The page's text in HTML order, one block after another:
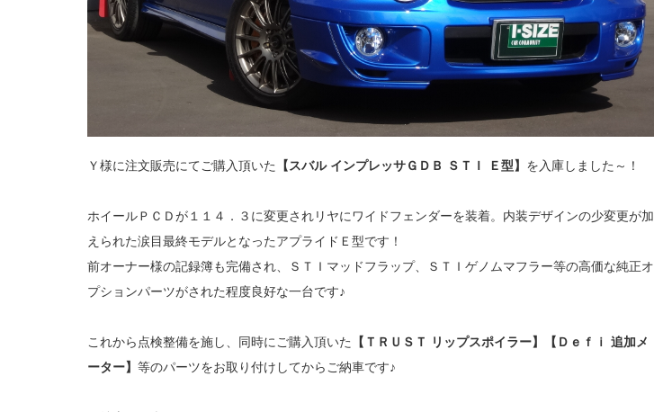
Ｙ様に注文販売にてご購入頂いた 【スバル インプレッサＧＤＢ ＳＴＩ Ｅ型】 を入庫しました～！
ホイールＰＣＤが１１４．３に変更されリヤにワイドフェンダーを装着。内装デザインの少変更が加
えられた涙目最終モデルとなったアプライドＥ型です！
前オーナー様の記録簿も完備され、ＳＴＩマッドフラップ、ＳＴＩゲノムマフラー等の高価な純正オ
プションパーツがされた程度良好な一台です♪
これから点検整備を施し、同時にご購入頂いた
【ＴＲＵＳＴ リップスポイラー】【Ｄｅｆｉ 追加メ
ーター】 等のパーツをお取り付けしてからご納車です♪